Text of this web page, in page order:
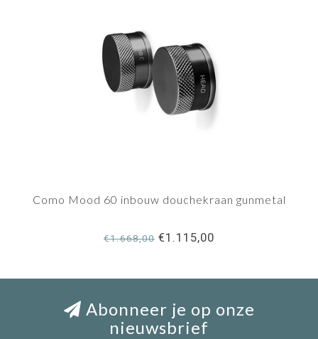
Como Mood 60 inbouw douchekraan gunmetal
€1.668,00 €1.115,00
Abonneer je op onze
nieuwsbrief